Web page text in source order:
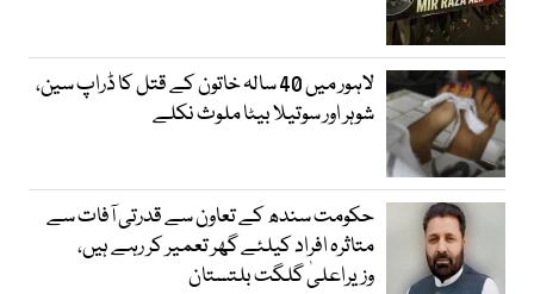
لاہور میں 40 سالہ خاتون کے قتل کا ڈراپ سین،
شوہر اور سوتیلا بیٹا ملوث نکلے
حکومت سندھ کے تعاون سے قدرتی آفات سے
متاثرہ افراد کیلئے گھر تعمیر کر رہے ہیں،
وزیراعلیٰ گلگت بلتستان